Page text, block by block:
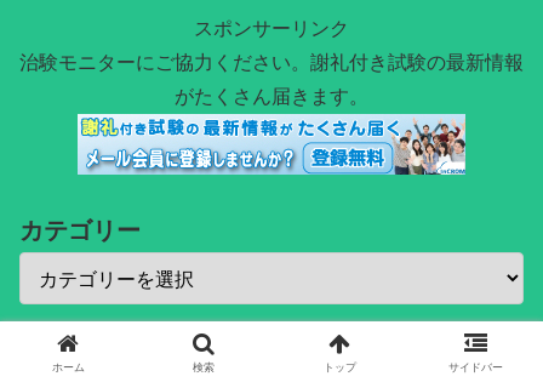
スポンサーリンク
治験モニターにご協力ください。謝礼付き試験の最新情報
がたくさん届きます。
カテゴリー
ホーム 検索 トップ サイドバー